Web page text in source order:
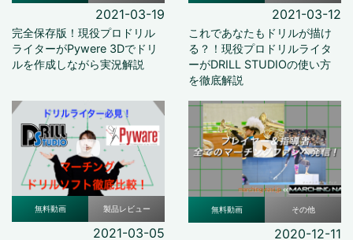
2021-03-19
完全保存版！現役プロドリル
ライターがPywere 3Dでドリ
ルを作成しながら実況解説
2021-03-12
これであなたもドリルが描け
る？！現役プロドリルライタ
ーがDRILL STUDIOの使い方
を徹底解説
無料動画 製品レビュー
2021-03-05
無料動画 その他
2020-12-11